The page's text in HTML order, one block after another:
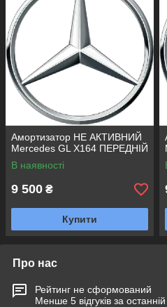
Амортизатор НЕ АКТИВНИЙ
Mercedes GL X164 ПЕРЕДНІЙ
В наявності
9 500 ₴
Купити
Про нас
Рейтинг не сформований
Менше 5 відгуків за останній